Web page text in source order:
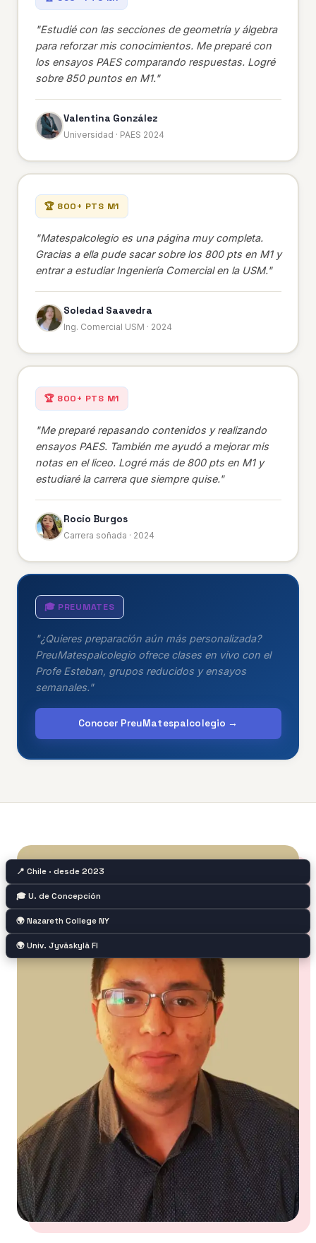
"Estudié con las secciones de geometría y álgebra
para reforzar mis conocimientos. Me preparé con
los ensayos PAES comparando respuestas. Logré
sobre 850 puntos en M1."
Valentina González
Universidad · PAES 2024
🏆 800+ PTS M1
"Matespalcolegio es una página muy completa.
Gracias a ella pude sacar sobre los 800 pts en M1 y
entrar a estudiar Ingeniería Comercial en la USM."
Soledad Saavedra
Ing. Comercial USM · 2024
🏆 800+ PTS M1
"Me preparé repasando contenidos y realizando
ensayos PAES. También me ayudó a mejorar mis
notas en el liceo. Logré más de 800 pts en M1 y
estudiaré la carrera que siempre quise."
Rocío Burgos
Carrera soñada · 2024
🎓 PREUMATES
"¿Quieres preparación aún más personalizada?
PreuMatespalcolegio ofrece clases en vivo con el
Profe Esteban, grupos reducidos y ensayos
semanales."
Conocer PreuMatespalcolegio →
📍 Chile · desde 2023
🎓 U. de Concepción
🌍 Nazareth College NY
🌍 Univ. Jyväskylä FI